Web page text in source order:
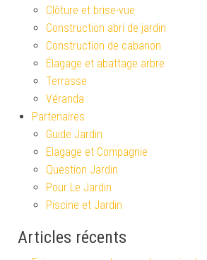
Clôture et brise-vue
Construction abri de jardin
Construction de cabanon
Élagage et abattage arbre
Terrasse
Véranda
Partenaires
Guide Jardin
Elagage et Compagnie
Question Jardin
Pour Le Jardin
Piscine et Jardin
Articles récents